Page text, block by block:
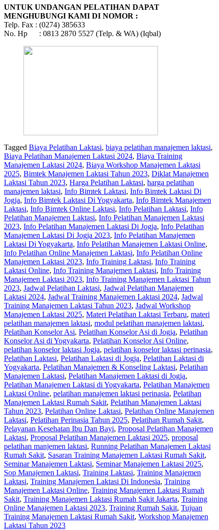
UNTUK UNDANGAN PELATIHAN DAPAT
MENGHUBUNGI KAMI DI NOMOR :
Telp. Fax : (0274) 385633
No. Hp : 0813 2870 5527 (Telp. & WA) (Iqbal)
Tagged Biaya Pelatihan Laktasi, biaya pelatihan manajemen laktasi,
Biaya Pelatihan Manajemen Laktasi 2024, Biaya Training
Manajemen Laktasi 2024, Biaya Workshop Manajemen Laktasi
2025, Bimtek Manajemen Laktasi Tahun 2023, Diklat Manajemen
Laktasi Tahun 2023, Harga Pelatihan Laktasi, harga pelatihan
manajemen laktasi, Info Bimtek Laktasi, Info Bimtek Laktasi Di
Jogja, Info Bimtek Laktasi Di Yogyakarta, Info Bimtek Manajemen
Laktasi, Info Bimtek Online Laktasi, Info Pelatihan Laktasi, Info
Pelatihan Manajemen Laktasi, Info Pelatihan Manajemen Laktasi
2023, Info Pelatihan Manajemen Laktasi Di Jogja, Info Pelatihan
Manajemen Laktasi Di Jogja 2023, Info Pelatihan Manajemen
Laktasi Di Yogyakarta, Info Pelatihan Manajemen Laktasi Online,
Info Pelatihan Online Manajemen Laktasi, Info Pelatihan Online
Manajemen Laktasi 2023, Info Training Laktasi, Info Training
Laktasi Online, Info Training Manajemen Laktasi, Info Training
Manajemen Laktasi 2023, Info Training Manajemen Laktasi Tahun
2023, Jadwal Pelatihan Laktasi, Jadwal Pelatihan Manajemen
Laktasi 2024, Jadwal Training Manajemen Laktasi 2024, Jadwal
Training Manajemen Laktasi Tahun 2023, Jadwal Workshop
Manajemen Laktasi 2025, Materi Pelatihan Laktasi Terbaru, materi
pelatihan manajemen laktasi, modul pelatihan manajemen laktasi,
Pelatihan Konselor Asi, Pelatihan Konselor Asi di Jogja, Pelatihan
Konselor Asi di Yogyakarta, Pelatihan Konselor Asi Online,
pelatihan konselor laktasi Jogja, pelatihan konselor laktasi perinasia,
Pelatihan Laktasi, Pelatihan Laktasi di Jogja, Pelatihan Laktasi di
Yogyakarta, Pelatihan Manajemen & Konseling Laktasi, Pelatihan
Manajemen Laktasi, Pelatihan Manajemen Laktasi di Jogja,
Pelatihan Manajemen Laktasi di Yogyakarta, Pelatihan Manajemen
Laktasi Online, pelatihan manajemen laktasi perinasia, Pelatihan
Manajemen Laktasi Rumah Sakit, Pelatihan Manajemen Laktasi
Tahun 2023, Pelatihan Online Laktasi, Pelatihan Online Manajemen
Laktasi, Pelatihan Perinasia Tahun 2025, Pelatihan Rumah Sakit,
Pelayanan Kesehatan Ibu Dan Bayi, Proposal Pelatihan Manajemen
Laktasi, Proposal Pelatihan Manajemen Laktasi 2025, proposal
pelatihan manjemen laktasi, Running Pelatihan Manajemen Laktasi
Rumah Sakit, Sasaran Training Manajemen Laktasi Rumah Sakit,
Seminar Manajemen Laktasi, Seminar Manajemen Laktasi 2025,
Sop Manajemen Laktasi, Training Laktasi, Training Manajemen
Laktasi, Training Manajemen Laktasi Di Indonesia, Training
Manajemen Laktasi Online, Training Manajemen Laktasi Rumah
Sakit, Training Manajemen Laktasi Rumah Sakit Jakarta, Training
Online Manajemen Laktasi 2023, Training Rumah Sakit, Tujuan
Training Manajemen Laktasi Rumah Sakit, Workshop Manajemen
Laktasi Tahun 2023